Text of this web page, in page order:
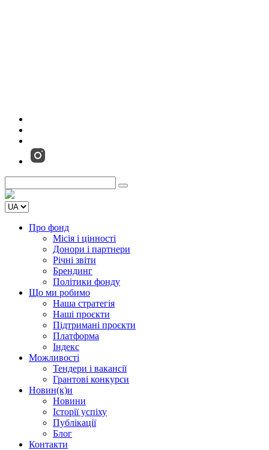
Про фонд
Місія і цінності
Донори і партнери
Річні звіти
Брендинг
Політики фонду
Що ми робимо
Наша стратегія
Наші проєкти
Підтримані проєкти
Платформа
Індекс
Можливості
Тендери і вакансії
Грантові конкурси
Новин(к)и
Новини
Історії успіху
Публікації
Блог
Контакти